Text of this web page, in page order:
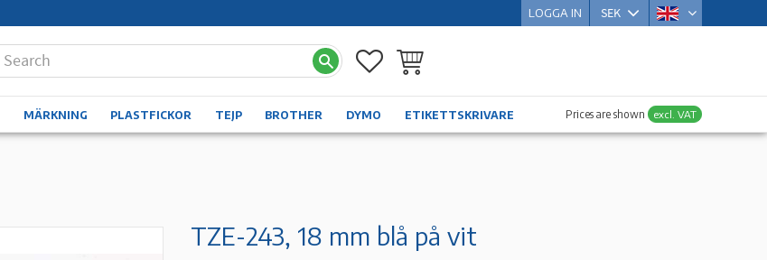
LOGGA IN
Favorites
Basket
MÄRKNING PLASTFICKOR TEJP BROTHER DYMO ETIKETTSKRIVARE Prices are shown excl. VAT
TZE-243, 18 mm blå på vit